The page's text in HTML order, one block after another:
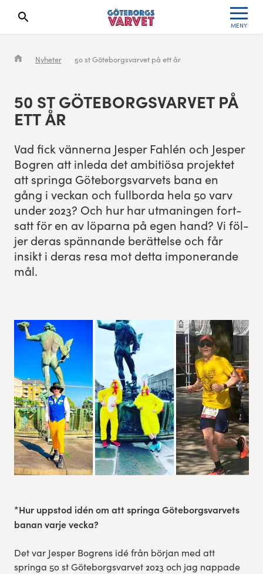
MENY
Sökresultaten dyker upp här
Nyheter 50 st Göteborgsvarvet på ett år
50 ST GÖTE­BORGSVARVET PÅ
ETT ÅR
Vad fick vän­ner­na Jes­per Fahlén och Jes­per
Bogren att inle­da det ambitiösa pro­jek­tet
att springa Göte­borgsvarvets bana en
gång i veck­an och full­bor­da hela 50varv
under2023? Och hur har utmanin­gen fort­
satt för en av löpar­na på egen hand? Vi föl­
jer deras spän­nande berät­telse och får
insikt i deras resa mot det­ta imponerande
mål.
*Hur uppstod idén om att springa Göteborgsvarvets
banan varje vecka?
Det var Jesper Bogrens idé från början med att
springa 50 st Göteborgsvarvet 2023 och jag nappade
Seedningsregler
Göteborgsvarvet Expo
Löparinspiration och träning
Spring för välgörenhet
Göteborgsvarvet familjeområde
Göteborgsvarvets historia
Funktionär/Volontär
Cityvarvet
Lilla Varvet
Varvetmilen
Leverantörer
Partnerportal
Anmälan